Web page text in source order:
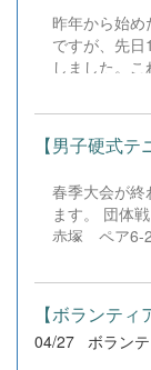
高校の国際交
の枠を超え
校生徒に訴
語る姿や、
した。「違い
て...
した。 講座
進める上で不
ーマの設定
が歩んでき
ェスト映像
開港100周年
楽しみながら
に、現在の
再発見する
半のセッシ
なヒントを
ちは、行政が
昨年から始
ですが、先
しました。
【男子硬式テ
春季大会が終
ます。 団
赤塚 ペア6-
ち切り 佐
6 負け 林
田 VS月寒
林 VS 啓成
04/27 ボラン